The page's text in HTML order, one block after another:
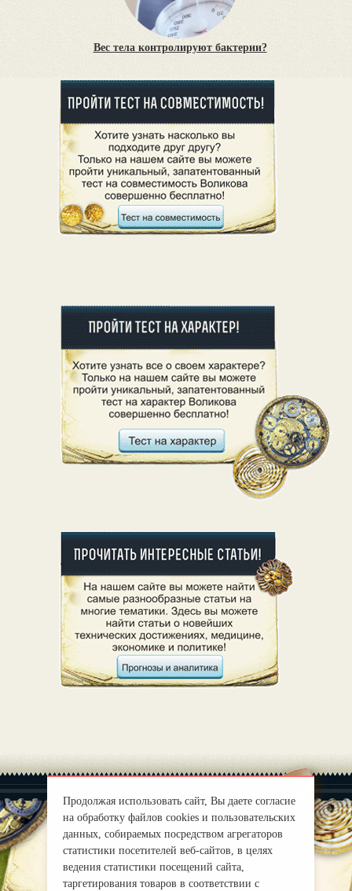
Вес тела контролируют бактерии?
О нас |
Правила
mirprognoz@mail.ru
Продолжая использовать сайт, Вы даете согласие
на обработку файлов cookies и пользовательских
данных, собираемых посредством агрегаторов
статистики посетителей веб-сайтов, в целях
ведения статистики посещений сайта,
таргетирования товаров в соответствии с